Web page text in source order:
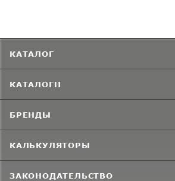
КАТАЛОГ
КАТАЛОГИ
БРЕНДЫ
КАЛЬКУЛЯТОРЫ
ЗАКОНОДАТЕЛЬСТВО